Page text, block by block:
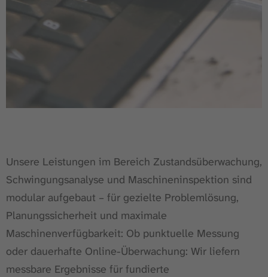
Unsere Leistungen im Bereich Zustandsüberwachung,
Schwingungsanalyse und Maschineninspektion sind
modular aufgebaut – für gezielte Problemlösung,
Planungssicherheit und maximale
Maschinenverfügbarkeit: Ob punktuelle Messung
oder dauerhafte Online-Überwachung: Wir liefern
messbare Ergebnisse für fundierte